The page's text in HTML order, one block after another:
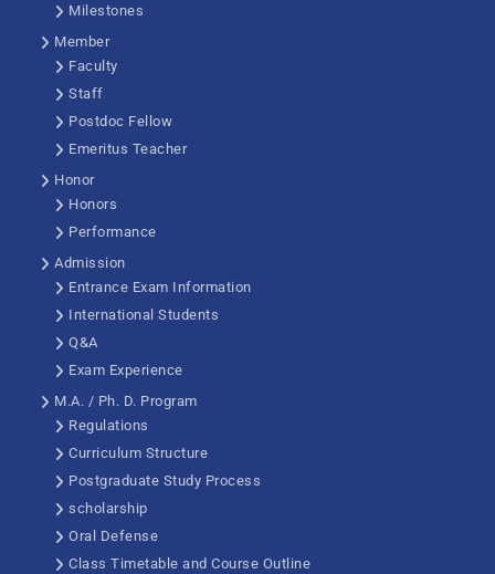
Milestones
Member
Faculty
Staff
Postdoc Fellow
Emeritus Teacher
Honor
Honors
Performance
Admission
Entrance Exam Information
International Students
Q&A
Exam Experience
M.A. / Ph. D. Program
Regulations
Curriculum Structure
Postgraduate Study Process
scholarship
Oral Defense
Class Timetable and Course Outline